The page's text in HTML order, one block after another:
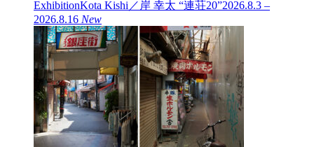
ExhibitionKota Kishi／岸 幸太 “連荘20”2026.8.3 –
2026.8.16 New